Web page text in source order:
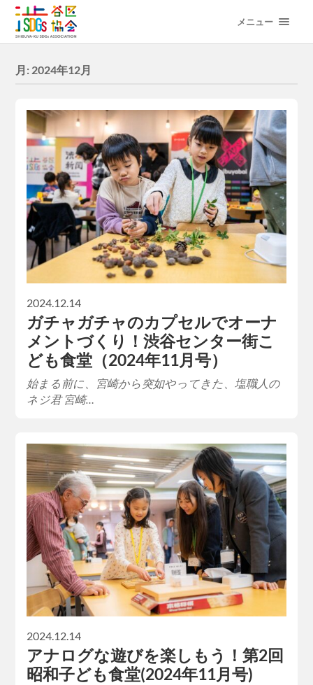
メニュー
月: 2024年12月
2024.12.14
ガチャガチャのカプセルでオーナ
メントづくり！渋谷センター街こ
ども食堂（2024年11月号）
始まる前に、宮崎から突如やってきた、塩職人の
ネジ君 宮崎…
2024.12.14
アナログな遊びを楽しもう！第2回
昭和子ども食堂(2024年11月号)